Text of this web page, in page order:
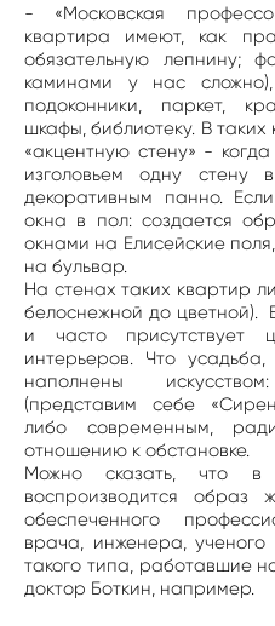
- «Московская
квартира имеют, как
обязательную лепнину;
каминами у нас
подоконники, паркет,
шкафы, библиотеку. В
«акцентную стену» -
изголовьем одну стену
декоративным панно.
окна в пол: создается
окнами на Елисейские
на бульвар.
На стенах таких квартир
белоснежной до цветной).
и часто присутствует
интерьеров. Что
наполнены
(представим себе
либо современным,
отношению к обстановке.
Можно сказать, что в
воспроизводится образ
обеспеченного
врача, инженера,
такого типа, работавшие
доктор Боткин, например.